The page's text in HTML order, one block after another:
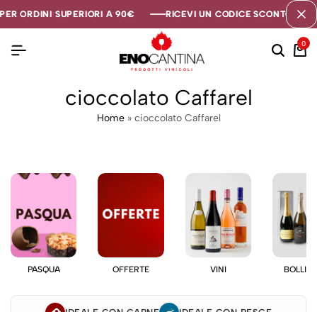
ORDINI SUPERIORI A 90€ RICEVI UN CODICE SCONTO DI
ORDINI SUPERIORI A 90€ RICEVI UN CODICE SCONTO DI
ORDINI SUPERIORI A 90€ RICEVI UN CODICE SCONTO DI
0
cioccolato Caffarel
Home» cioccolato Caffarel
PASQUA OFFERTE VINI